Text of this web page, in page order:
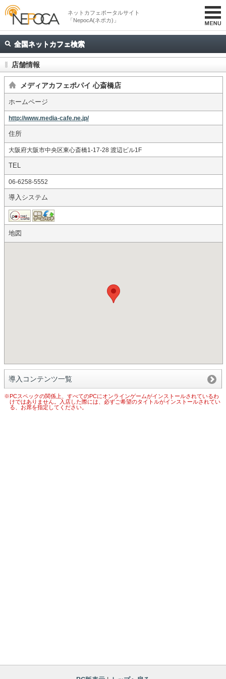
ネットカフェポータルサイト
「NepocA(ネポカ)」
全国ネットカフェ検索
店舗情報
メディアカフェポパイ 心斎橋店
ホームページ
http://www.media-cafe.ne.jp/
住所
大阪府大阪市中央区東心斎橋1-17-28 渡辺ビル1F
TEL
06-6258-5552
導入システム
地図
導入コンテンツ一覧
※PCスペックの関係上、すべてのPCにオンラインゲームがインストールされているわ
けではありません。入店した際には、必ずご希望のタイトルがインストールされてい
る、お席を指定してください。